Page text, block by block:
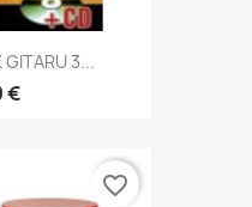
GITARU 3...
€
favorite_border